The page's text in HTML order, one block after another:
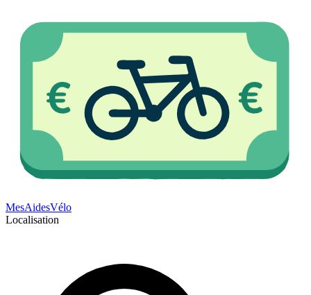
MesAidesVélo
Localisation